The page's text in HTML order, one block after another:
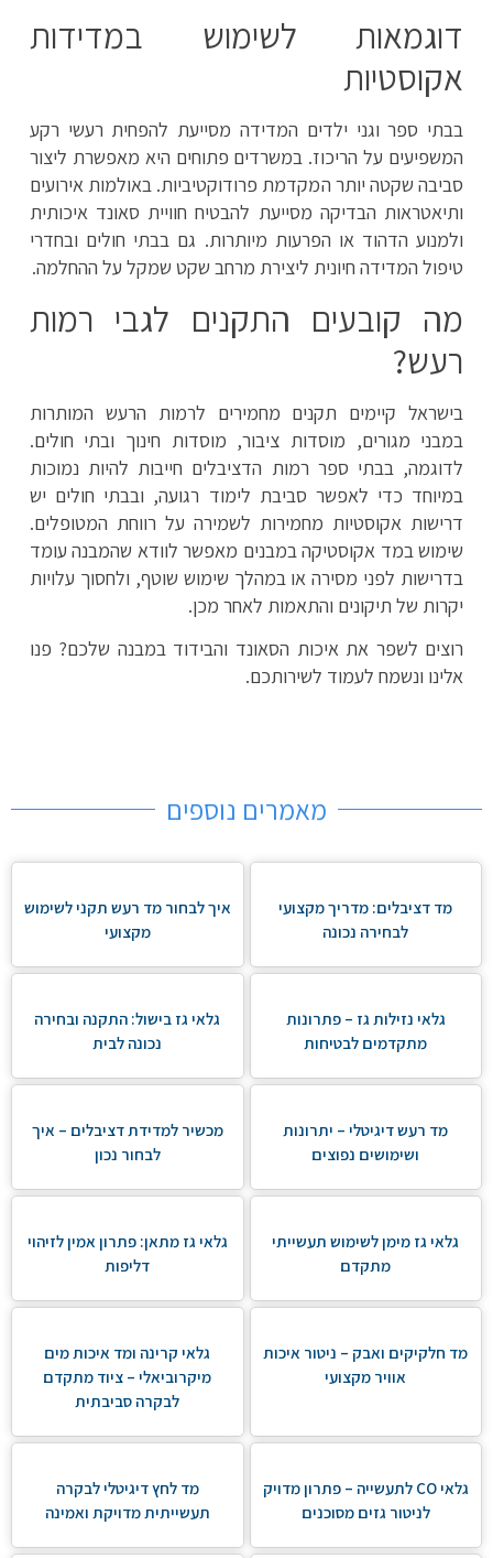
דוגמאות לשימוש במדידות
אקוסטיות
בבתי ספר וגני ילדים המדידה מסייעת להפחית רעשי רקע
המשפיעים על הריכוז. במשרדים פתוחים היא מאפשרת ליצור
סביבה שקטה יותר המקדמת פרודוקטיביות. באולמות אירועים
ותיאטראות הבדיקה מסייעת להבטיח חוויית סאונד איכותית
ולמנוע הדהוד או הפרעות מיותרות. גם בבתי חולים ובחדרי
טיפול המדידה חיונית ליצירת מרחב שקט שמקל על ההחלמה.
מה קובעים התקנים לגבי רמות
רעש?
בישראל קיימים תקנים מחמירים לרמות הרעש המותרות
במבני מגורים, מוסדות ציבור, מוסדות חינוך ובתי חולים.
לדוגמה, בבתי ספר רמות הדציבלים חייבות להיות נמוכות
במיוחד כדי לאפשר סביבת לימוד רגועה, ובבתי חולים יש
דרישות אקוסטיות מחמירות לשמירה על רווחת המטופלים.
שימוש במד אקוסטיקה במבנים מאפשר לוודא שהמבנה עומד
בדרישות לפני מסירה או במהלך שימוש שוטף, ולחסוך עלויות
יקרות של תיקונים והתאמות לאחר מכן.
רוצים לשפר את איכות הסאונד והבידוד במבנה שלכם? פנו
אלינו ונשמח לעמוד לשירותכם.
מאמרים נוספים
מד דציבלים: מדריך מקצועי
לבחירה נכונה
איך לבחור מד רעש תקני לשימוש
מקצועי
גלאי נזילות גז – פתרונות
מתקדמים לבטיחות
גלאי גז בישול: התקנה ובחירה
נכונה לבית
מד רעש דיגיטלי – יתרונות
ושימושים נפוצים
מכשיר למדידת דציבלים – איך
לבחור נכון
גלאי גז מימן לשימוש תעשייתי
מתקדם
גלאי גז מתאן: פתרון אמין לזיהוי
דליפות
מד חלקיקים ואבק – ניטור איכות
אוויר מקצועי
גלאי קרינה ומד איכות מים
מיקרוביאלי – ציוד מתקדם
לבקרה סביבתית
גלאי CO לתעשייה – פתרון מדויק
לניטור גזים מסוכנים
מד לחץ דיגיטלי לבקרה
תעשייתית מדויקת ואמינה